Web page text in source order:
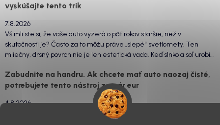
vyskúšajte tento trik
7.8.2026
Všimli ste si, že vaše auto vyzerá o päť rokov staršie, než v
skutočnosti je? Často za to môžu práve „slepé“ svetlomety. Ten
mliečny, drsný povrch nie je len estetická vada. Keď slnko a soľ urobia
Zabudnite na handru. Ak chcete mať auto naozaj čisté,
potrebujete tento nástroj za pár eur
4.8.2026
Poznáte ten moment. Vonku svieti slnko, vy sedíte v čerstvo